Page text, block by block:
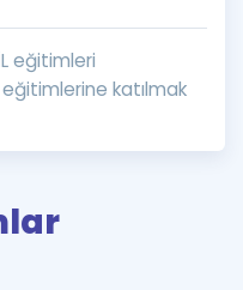
eğitimleri
eğitimlerine katılmak